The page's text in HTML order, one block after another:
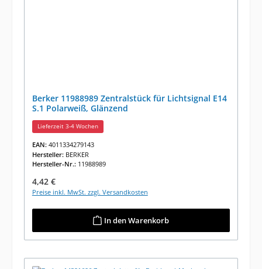
Berker 11988989 Zentralstück für Lichtsignal E14
S.1 Polarweiß, Glänzend
Lieferzeit 3-4 Wochen
EAN: 4011334279143
Hersteller: BERKER
Hersteller-Nr.: 11988989
Regulärer Preis:
4,42 €
Preise inkl. MwSt. zzgl. Versandkosten
In den Warenkorb